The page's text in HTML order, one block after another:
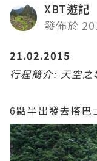
XBT遊記
發佈於
21.02.2015
行程簡介: 天空
6點半出發去撘